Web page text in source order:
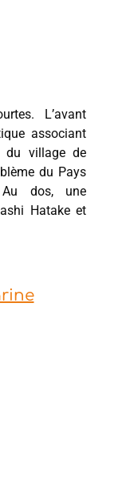
L’avant
associant
du village de
du Pays
dos, une
Hatake et